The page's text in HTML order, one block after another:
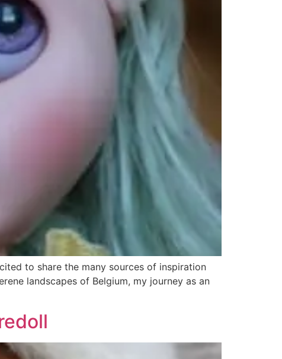
to share the many sources of inspiration
landscapes of Belgium, my journey as an